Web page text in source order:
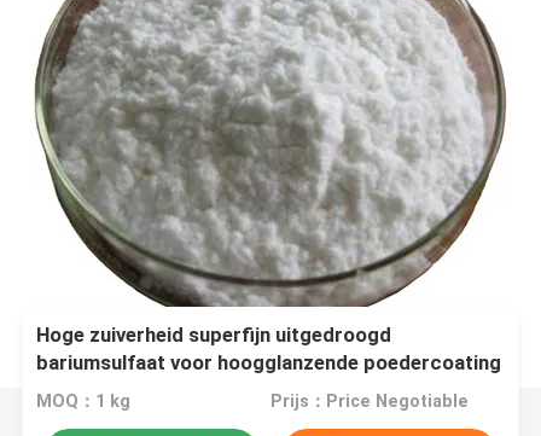
Hoge zuiverheid superfijn uitgedroogd
bariumsulfaat voor hoogglanzende poedercoating
CAS 7727-43-7
MOQ：1 kg Prijs：Price Negotiable